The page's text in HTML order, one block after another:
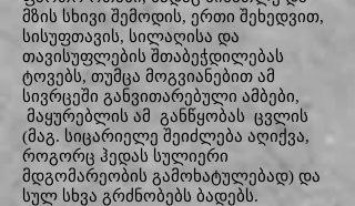
მზის სხივი შემოდის, ერთი შეხედვით,
სისუფთავის, სილაღისა და
თავისუფლების შთაბეჭდილებას
ტოვებს, თუმცა მოგვიანებით ამ
სივრცეში განვითარებული ამბები,
მაყურებლის ამ განწყობას ცვლის
(მაგ. სიცარიელე შეიძლება აღიქვა,
როგორც ჰედას სულიერი
მდგომარეობის გამოხატულებად) და
სულ სხვა გრძნობებს ბადებს.